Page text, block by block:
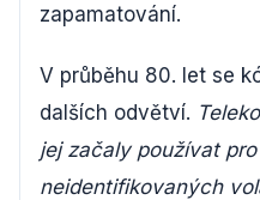
zapamatování.
V průběhu 80. let se
dalších odvětví.
jej začaly používat
neidentifikovaných